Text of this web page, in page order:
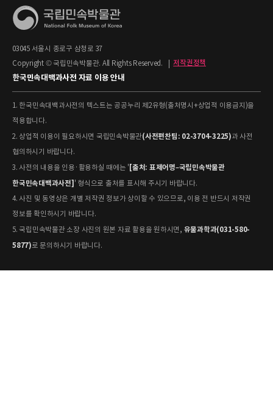
03045 서울시 종로구 삼청로 37
Copyright © 국립민속박물관. All Rights Reserved.
저작권정책
한국민속대백과사전 자료 이용 안내
1. 한국민속대백과사전의 텍스트는 공공누리 제2유형(출처명시+상업적 이용금지)을
적용합니다.
2. 상업적 이용이 필요하시면 국립민속박물관(사전편찬팀: 02-3704-3225)과 사전
협의하시기 바랍니다.
3. 사전의 내용을 인용·활용하실 때에는 '[출처: 표제어명–국립민속박물관
한국민속대백과사전]' 형식으로 출처를 표시해 주시기 바랍니다.
4. 사진 및 동영상은 개별 저작권 정보가 상이할 수 있으므로, 이용 전 반드시 저작권
정보를 확인하시기 바랍니다.
5. 국립민속박물관 소장 사진의 원본 자료 활용을 원하시면, 유물과학과(031-580-
5877) 로 문의하시기 바랍니다.